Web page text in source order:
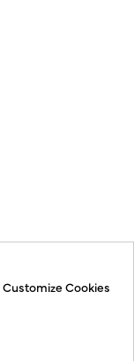
Customize Cookies